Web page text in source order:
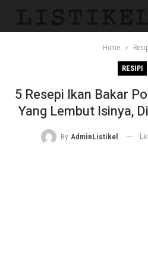
Home
RESIPI
5 Resepi Ikan Bakar
Yang Lembut Isinya,
By AdminListikel